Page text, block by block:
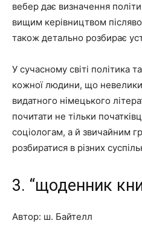
вебер дає визначення
вищим керівництвом
також детально розбирає
У сучасному світі політика
кожної людини, що
видатного німецького
почитати не тільки
соціологам, а й звичайним
розбиратися в різних
3. “щоденник
Автор: ш. Байтелл